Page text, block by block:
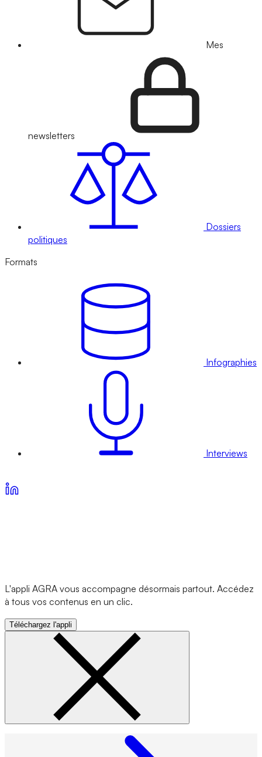
Mes
newsletters
Dossiers
politiques
Formats
Infographies
Interviews
L'appli AGRA vous accompagne désormais partout. Accédez
à tous vos contenus en un clic.
Téléchargez l'appli